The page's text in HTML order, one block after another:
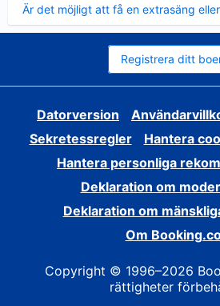
Är det möjligt att få en extrasäng
mindre
Registrera ditt
Datorversion
Sekretessregler
Hantera
Hantera personliga
Deklaration om
Deklaration om
Om
Copyright © 1996–2026
rättigheter